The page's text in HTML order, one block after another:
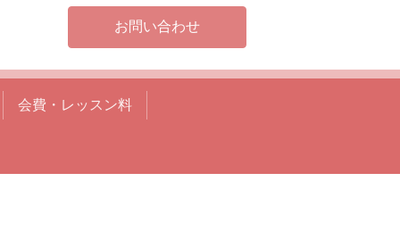
お問い合わせ
会費・レッスン料